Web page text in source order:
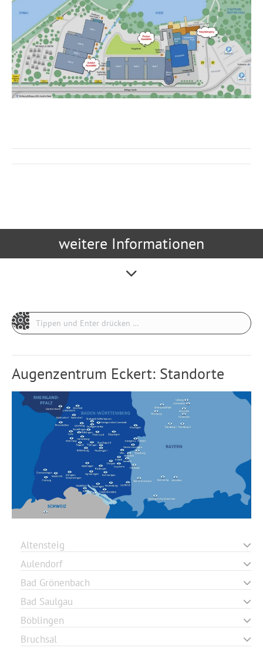
Kommentarnavigation
weitere Informationen
Search:
Augenzentrum Eckert: Standorte
Altensteig
Aulendorf
Bad Grönenbach
Bad Saulgau
Böblingen
Bruchsal